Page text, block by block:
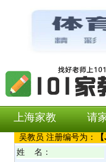
上海家教 请
吴教员 注册编号为： 【
姓 名：